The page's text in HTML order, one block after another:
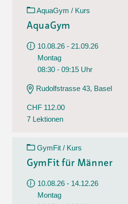
AquaGym / Kurs
AquaGym
10.08.26 - 21.09.26
Montag
08:30 - 09:15 Uhr
Rudolfstrasse 43, Basel
CHF 112.00
7 Lektionen
GymFit / Kurs
GymFit für Männer
10.08.26 - 14.12.26
Montag